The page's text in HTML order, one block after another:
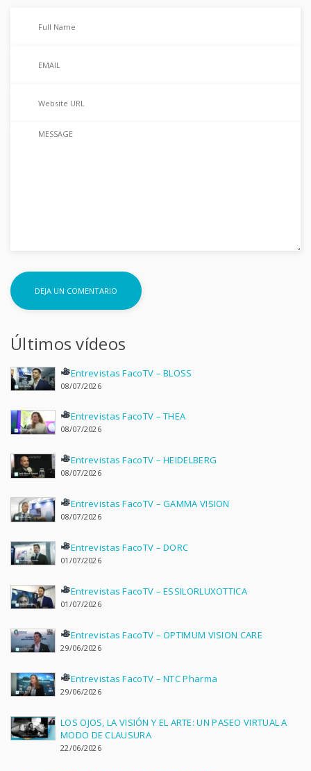
Últimos vídeos
Entrevistas FacoTV – BLOSS
08/07/2026
Entrevistas FacoTV – THEA
08/07/2026
Entrevistas FacoTV – HEIDELBERG
08/07/2026
Entrevistas FacoTV – GAMMA VISION
08/07/2026
Entrevistas FacoTV – DORC
01/07/2026
Entrevistas FacoTV – ESSILORLUXOTTICA
01/07/2026
Entrevistas FacoTV – OPTIMUM VISION CARE
29/06/2026
Entrevistas FacoTV – NTC Pharma
29/06/2026
LOS OJOS, LA VISIÓN Y EL ARTE: UN PASEO VIRTUAL A
MODO DE CLAUSURA
22/06/2026